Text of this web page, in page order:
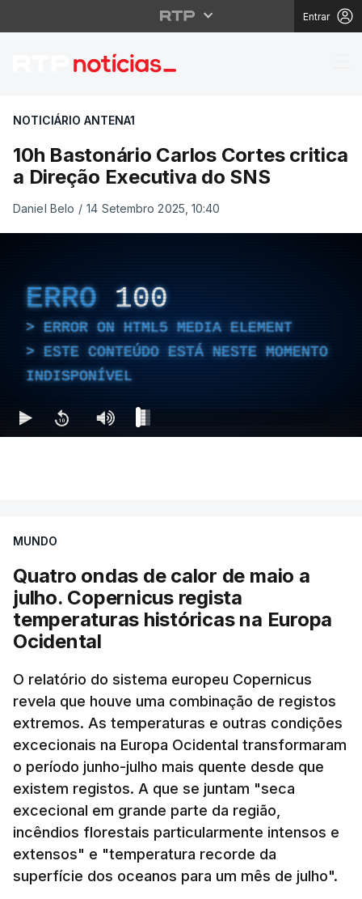
Entrar
10h Bastonário
NOTICIÁRIO ANTENA1
10h Bastonário Carlos Cortes critica
a Direção Executiva do SNS
Daniel Belo / 14 Setembro 2025, 10:40
ERRO 100
ERROR ON HTML5 MEDIA ELEMENT
ESTE CONTEÚDO ESTÁ NESTE MOMENTO
INDISPONÍVEL
MUNDO
Quatro ondas de calor de maio a
julho. Copernicus regista
temperaturas históricas na Europa
Ocidental
O relatório do sistema europeu Copernicus
revela que houve uma combinação de registos
extremos. As temperaturas e outras condições
excecionais na Europa Ocidental transformaram
o período junho-julho mais quente desde que
existem registos. A que se juntam "seca
excecional em grande parte da região,
incêndios florestais particularmente intensos e
extensos" e "temperatura recorde da
superfície dos oceanos para um mês de julho".